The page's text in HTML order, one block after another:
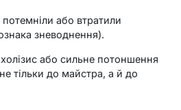
потемніли або втратили
зневоднення).
або сильне потоншення
тільки до майстра, а й до